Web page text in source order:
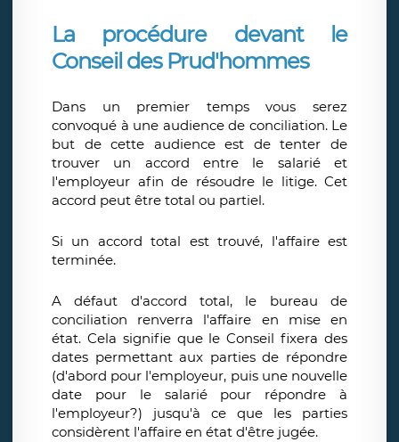
La procédure devant le
Conseil des Prud'hommes
Dans un premier temps vous serez
convoqué à une audience de conciliation. Le
but de cette audience est de tenter de
trouver un accord entre le salarié et
l'employeur afin de résoudre le litige. Cet
accord peut être total ou partiel.
Si un accord total est trouvé, l'affaire est
terminée.
A défaut d'accord total, le bureau de
conciliation renverra l'affaire en mise en
état. Cela signifie que le Conseil fixera des
dates permettant aux parties de répondre
(d'abord pour l'employeur, puis une nouvelle
date pour le salarié pour répondre à
l'employeur?) jusqu'à ce que les parties
considèrent l'affaire en état d'être jugée.